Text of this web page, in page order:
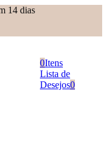
14 dias
0Itens
Lista de
Desejos0